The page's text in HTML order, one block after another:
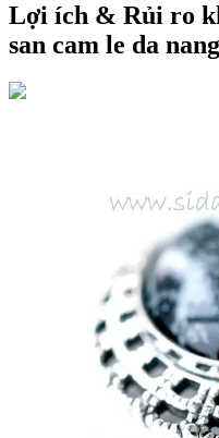
Lợi ích & Rủi ro
san cam le da nang